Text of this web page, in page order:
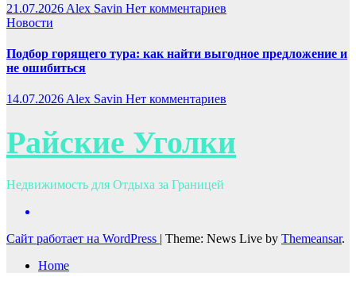
21.07.2026 Alex Savin Нет комментариев
Новости
Подбор горящего тура: как найти выгодное предложение и
не ошибиться
14.07.2026 Alex Savin Нет комментариев
Райские Уголки
Недвижимость для Отдыха за Границей
Сайт работает на WordPress | Theme: News Live by Themeansar.
Home